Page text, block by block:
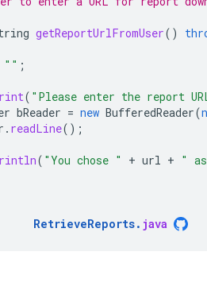
getReportUrlFromUser()
"" ;
( "Please enter the report
bReader = new BufferedReader(
. readLine();
( "You chose " + url + "
RetrieveReports. java